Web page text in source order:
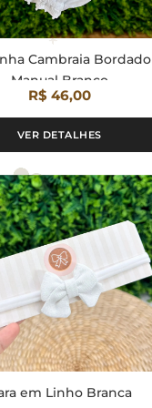
Cambraia Bordado
Manual Branco
R$ 46,00
VER DETALHES
em Linho Branca